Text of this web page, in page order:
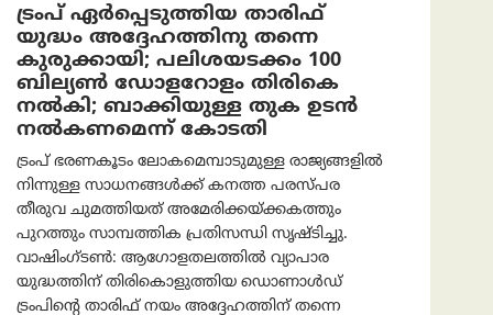
ട്രംപ് ഏര്‍പ്പെടുത്തിയ താരിഫ്
യുദ്ധം അദ്ദേഹത്തിനു തന്നെ
കുരുക്കായി; പലിശയടക്കം 100
ബില്യണ്‍ ഡോളറോളം തിരികെ
നല്‍കി; ബാക്കിയുള്ള തുക ഉടന്‍
നല്‍കണമെന്ന് കോടതി
ട്രംപ് ഭരണകൂടം ലോകമെമ്പാടുമുള്ള രാജ്യങ്ങളിൽ
നിന്നുള്ള സാധനങ്ങൾക്ക് കനത്ത പരസ്പര
തീരുവ ചുമത്തിയത് അമേരിക്കയ്ക്കകത്തും
പുറത്തും സാമ്പത്തിക പ്രതിസന്ധി സൃഷ്ടിച്ചു.
വാഷിംഗ്ടണ്‍: ആഗോളതലത്തിൽ വ്യാപാര
യുദ്ധത്തിന് തിരികൊളുത്തിയ ഡൊണാൾഡ്
ട്രംപിന്റെ താരിഫ് നയം അദ്ദേഹത്തിന് തന്നെ